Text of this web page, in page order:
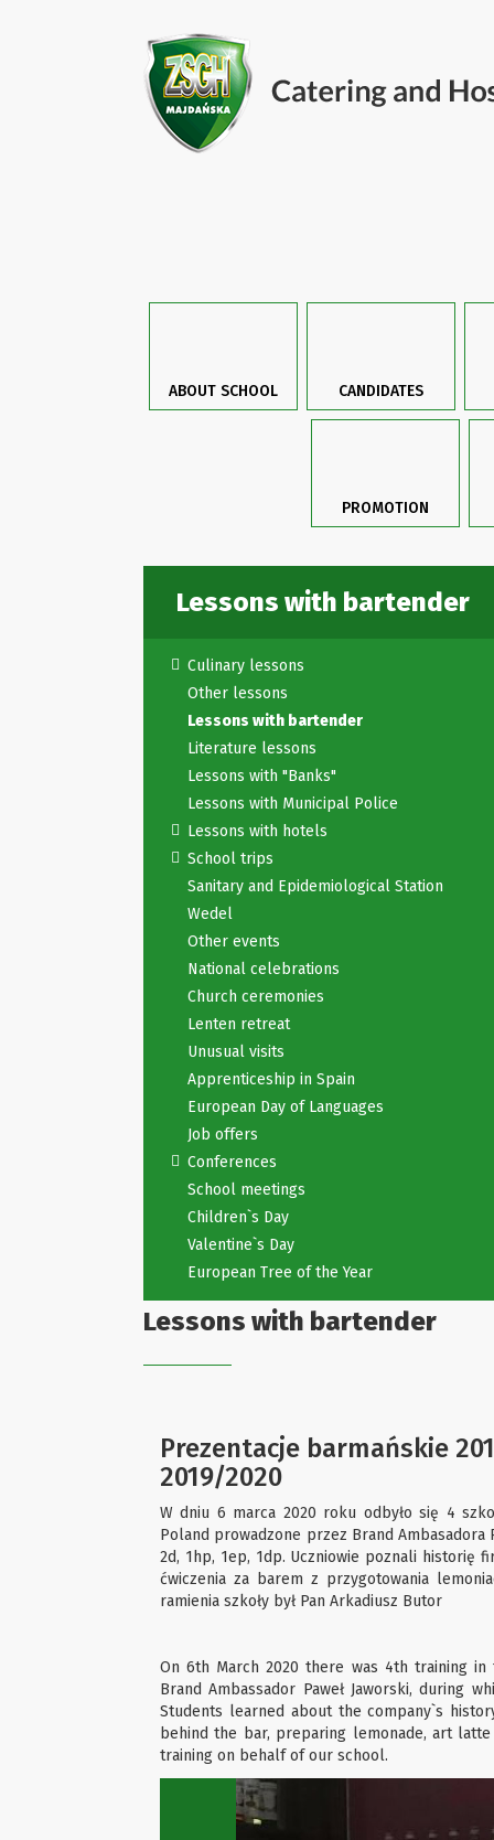
ABOUT SCHOOL CANDIDATES
PROMOTION
Lessons with bartender
Culinary lessons
Other lessons
Lessons with bartender
Literature lessons
Lessons with "Banks"
Lessons with Municipal Police
Lessons with hotels
School trips
Sanitary and Epidemiological Station
Wedel
Other events
National celebrations
Church ceremonies
Lenten retreat
Unusual visits
Apprenticeship in Spain
European Day of Languages
Job offers
Conferences
School meetings
Children`s Day
Valentine`s Day
European Tree of the Year
Lessons with bartender
Prezentacje barmańskie
2019/2020
W dniu 6 marca 2020 roku odbyło się 4
Poland prowadzone przez Brand Ambasadora
2d, 1hp, 1ep, 1dp. Uczniowie poznali
ćwiczenia za barem z przygotowania
ramienia szkoły był Pan Arkadiusz Butor
On 6th March 2020 there was 4th training
Brand Ambassador Paweł Jaworski, during
Students learned about the company`s
behind the bar, preparing lemonade, art
training on behalf of our school.
Previous